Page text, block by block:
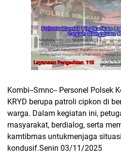
Kombi--Smnc-- Personel Polsek
KRYD berupa patroli cipkon di
warga. Dalam kegiatan ini,
masyarakat, berdialog, serta
kamtibmas untukmenjaga
kondusif.Senin 03/11/2025